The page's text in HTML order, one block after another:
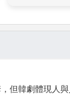
但韓劇體現人